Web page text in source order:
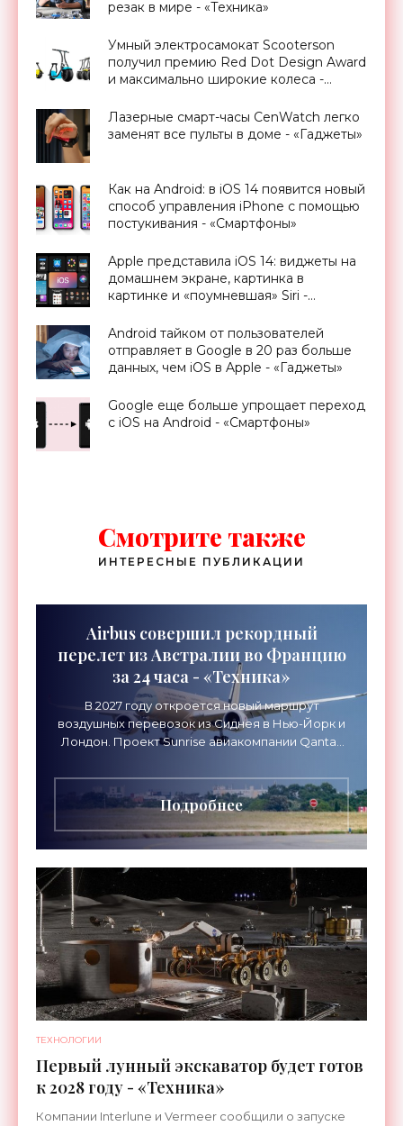
резак в мире - «Техника»
Умный электросамокат Scooterson
получил премию Red Dot Design Award
и максимально широкие колеса -
Лазерные смарт-часы CenWatch легко
заменят все пульты в доме - «Гаджеты»
Как на Android: в iOS 14 появится новый
способ управления iPhone с помощью
постукивания - «Смартфоны»
Apple представила iOS 14: виджеты на
домашнем экране, картинка в
картинке и «поумневшая» Siri -
Android тайком от пользователей
отправляет в Google в 20 раз больше
данных, чем iOS в Apple - «Гаджеты»
Google еще больше упрощает переход
с iOS на Android - «Смартфоны»
Смотрите также
ИНТЕРЕСНЫЕ ПУБЛИКАЦИИ
Airbus совершил рекордный
перелет из Австралии во Францию
за 24 часа - «Техника»
В 2027 году откроется новый маршрут
воздушных перевозок из Сиднея в Нью-Йорк и
Лондон. Проект Sunrise авиакомпании Qantas
длительностью до 24
Подробнее
ТЕХНОЛОГИИ
Первый лунный экскаватор будет готов
к 2028 году - «Техника»
Компании Interlune и Vermeer сообщили о запуске